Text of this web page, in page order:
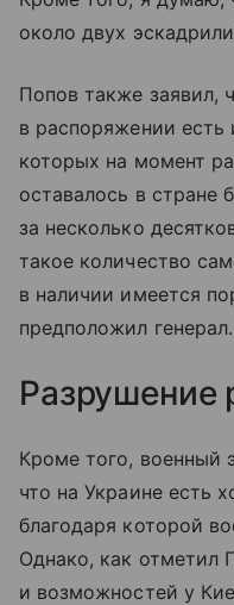
около двух
Попов также заявил,
в распоряжении
которых на момент
оставалось в стране
за несколько
такое количество
в наличии имеется
предположил генерал.
Разрушение
Кроме того, военный
что на Украине есть
благодаря которой
Однако, как отметил
и возможностей у